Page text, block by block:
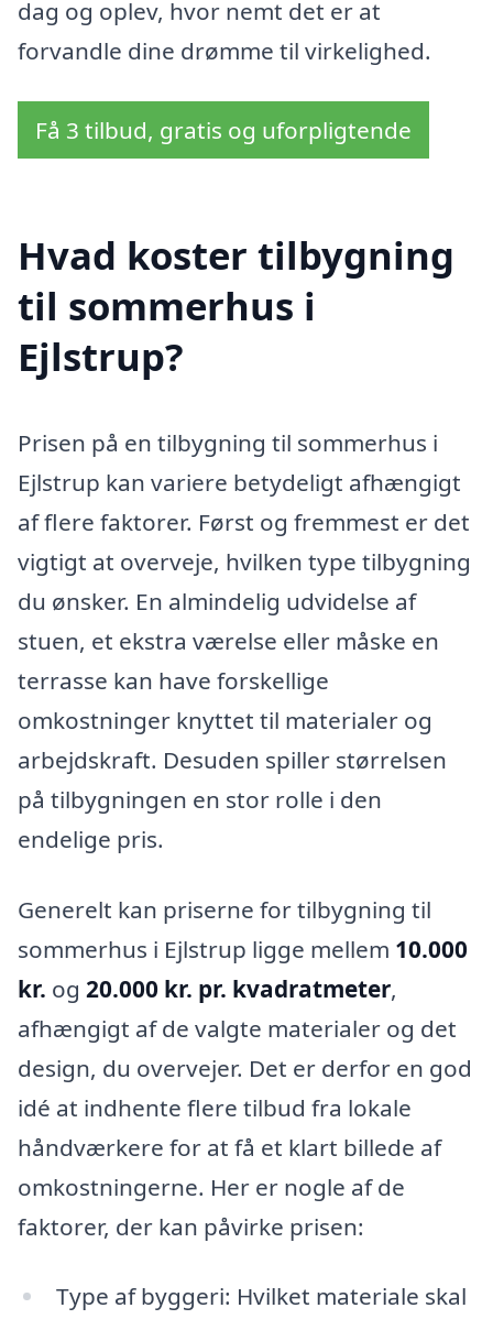
dag og oplev, hvor nemt det er at
forvandle dine drømme til virkelighed.
Få 3 tilbud, gratis og uforpligtende
Hvad koster tilbygning
til sommerhus i
Ejlstrup?
Prisen på en tilbygning til sommerhus i
Ejlstrup kan variere betydeligt afhængigt
af flere faktorer. Først og fremmest er det
vigtigt at overveje, hvilken type tilbygning
du ønsker. En almindelig udvidelse af
stuen, et ekstra værelse eller måske en
terrasse kan have forskellige
omkostninger knyttet til materialer og
arbejdskraft. Desuden spiller størrelsen
på tilbygningen en stor rolle i den
endelige pris.
Generelt kan priserne for tilbygning til
sommerhus i Ejlstrup ligge mellem 10.000
kr. og 20.000 kr. pr. kvadratmeter,
afhængigt af de valgte materialer og det
design, du overvejer. Det er derfor en god
idé at indhente flere tilbud fra lokale
håndværkere for at få et klart billede af
omkostningerne. Her er nogle af de
faktorer, der kan påvirke prisen:
Type af byggeri: Hvilket materiale skal